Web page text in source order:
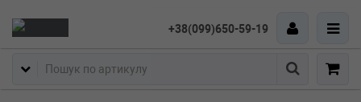
+38(099)650-59-19
Пошук